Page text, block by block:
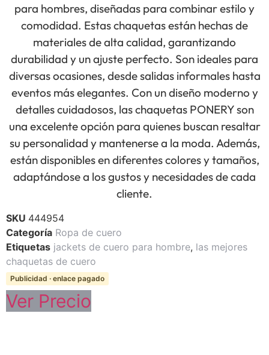
para hombres, diseñadas para combinar estilo y
comodidad. Estas chaquetas están hechas de
materiales de alta calidad, garantizando
durabilidad y un ajuste perfecto. Son ideales para
diversas ocasiones, desde salidas informales hasta
eventos más elegantes. Con un diseño moderno y
detalles cuidadosos, las chaquetas PONERY son
una excelente opción para quienes buscan resaltar
su personalidad y mantenerse a la moda. Además,
están disponibles en diferentes colores y tamaños,
adaptándose a los gustos y necesidades de cada
cliente.
SKU 444954
Categoría Ropa de cuero
Etiquetas jackets de cuero para hombre, las mejores
chaquetas de cuero
Publicidad · enlace pagado
Ver Precio